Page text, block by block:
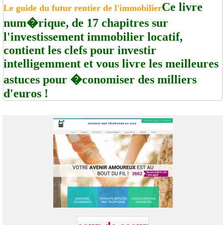
Le guide du futur rentier de l'immobilierCe livre
num�rique, de 17 chapitres sur
l'investissement immobilier locatif,
contient les clefs pour investir
intelligemment et vous livre les meilleures
astuces pour �conomiser des milliers
d'euros !